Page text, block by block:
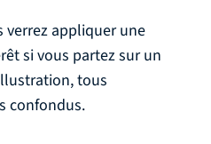
verrez appliquer une
si vous partez sur un
tous
confondus.